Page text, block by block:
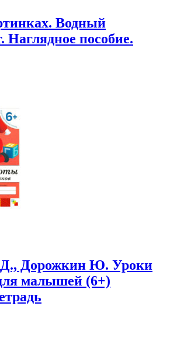
Водный
Наглядное пособие.
Д., Дорожкин Ю. Уроки
малышей (6+)